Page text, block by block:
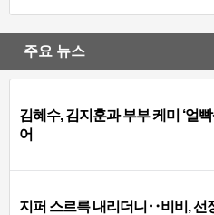
주요 뉴스
김혜수, 김지훈과 부부 케미 ‘얼
어
지퍼 스르륵 내리더니‥비비, 선